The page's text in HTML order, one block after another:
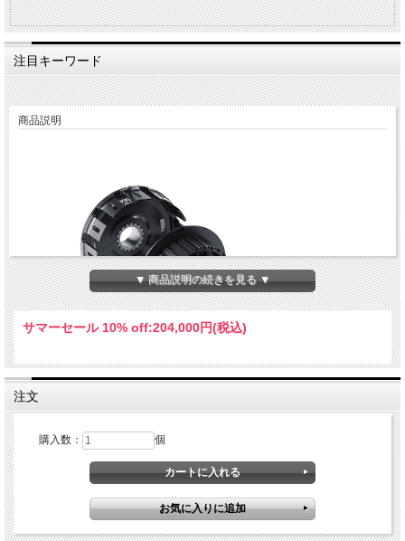
注目キーワード
商品説明
▼ 商品説明の続きを見る ▼
サマーセール 10% off:204,000円(税込)
注文
購入数： 個